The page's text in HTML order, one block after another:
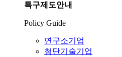
특구제도안내
Policy Guide
연구소기업
첨단기술기업